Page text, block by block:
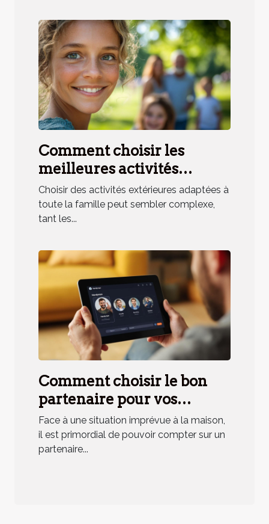
Comment choisir les
meilleures activités
extérieures pour toute la
famille ?
Choisir des activités extérieures adaptées à
toute la famille peut sembler complexe,
tant les...
Comment choisir le bon
partenaire pour vos
urgences domestiques ?
Face à une situation imprévue à la maison,
il est primordial de pouvoir compter sur un
partenaire...